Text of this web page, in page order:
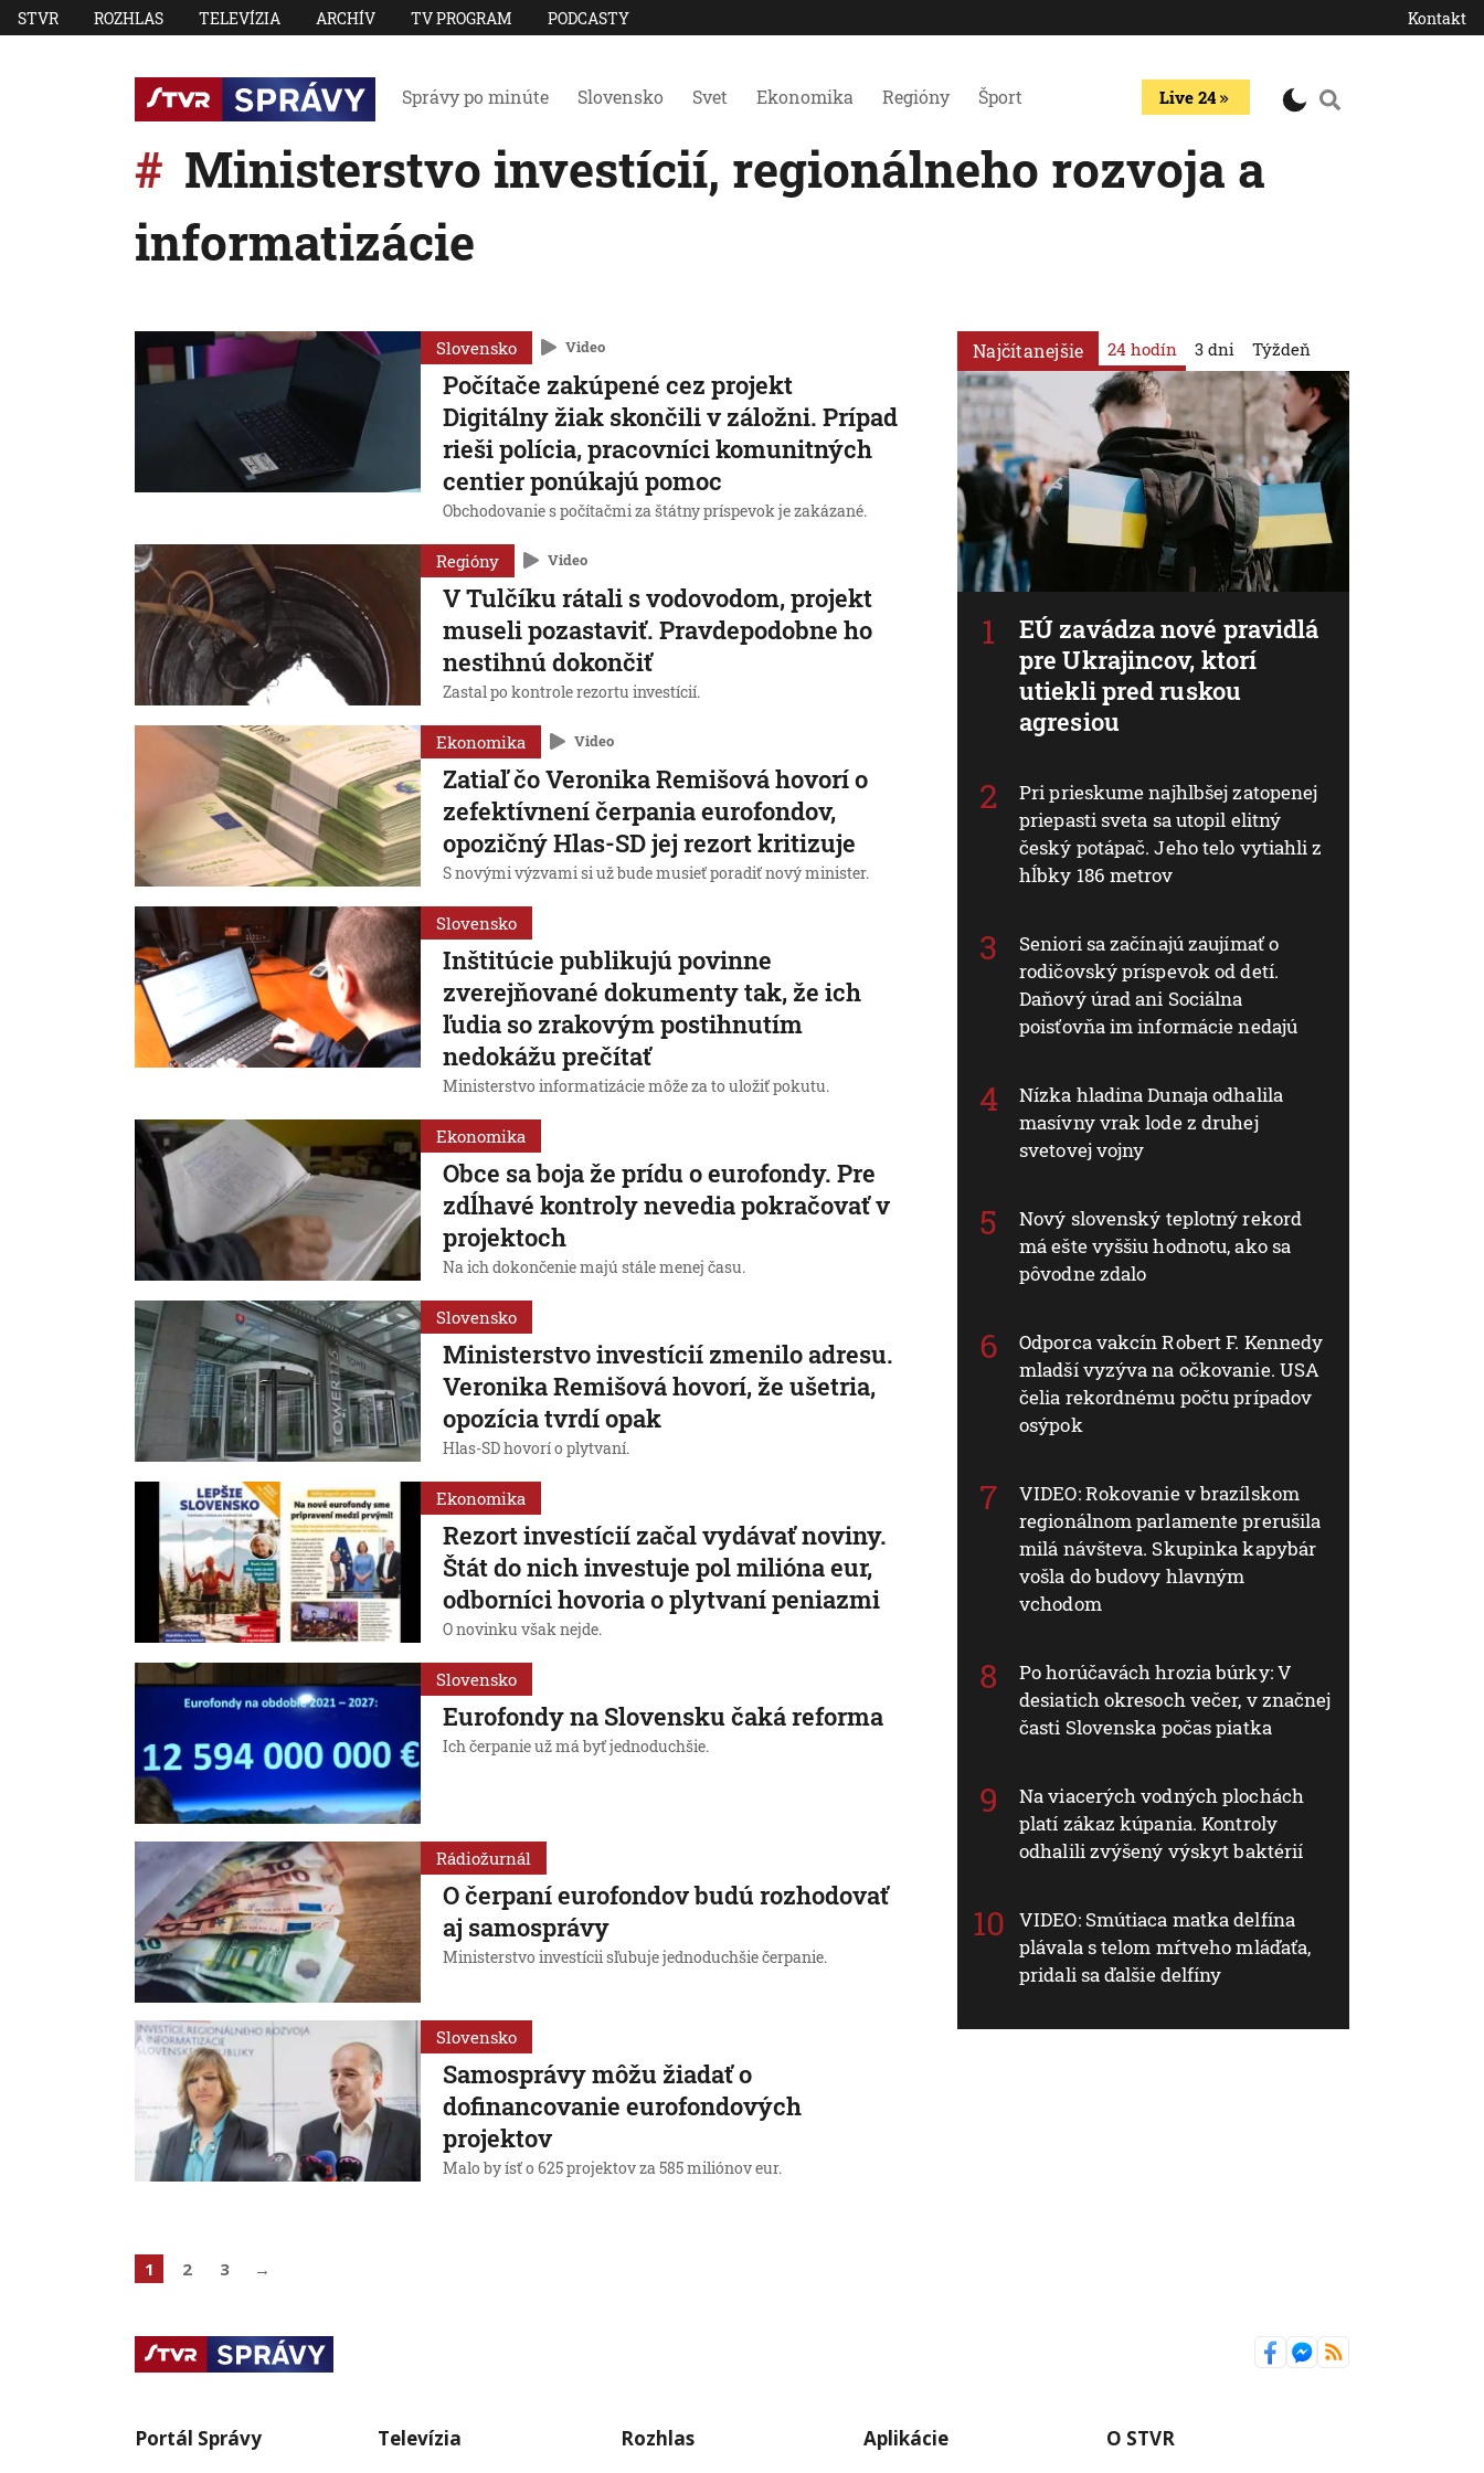
STVR ROZHLAS TELEVÍZIA ARCHÍV TV PROGRAM PODCASTY Kontakt
Správy po minúte Slovensko Svet Ekonomika Regióny Šport Live 24
Ministerstvo investícií, regionálneho rozvoja a
informatizácie
Slovensko Video
Počítače zakúpené cez projekt
Digitálny žiak skončili v záložni. Prípad
rieši polícia, pracovníci komunitných
centier ponúkajú pomoc
Obchodovanie s počítačmi za štátny príspevok je zakázané.
Regióny Video
V Tulčíku rátali s vodovodom, projekt
museli pozastaviť. Pravdepodobne ho
nestihnú dokončiť
Zastal po kontrole rezortu investícií.
Ekonomika Video
Zatiaľ čo Veronika Remišová hovorí o
zefektívnení čerpania eurofondov,
opozičný Hlas-SD jej rezort kritizuje
S novými výzvami si už bude musieť poradiť nový minister.
Slovensko
Inštitúcie publikujú povinne
zverejňované dokumenty tak, že ich
ľudia so zrakovým postihnutím
nedokážu prečítať
Ministerstvo informatizácie môže za to uložiť pokutu.
Ekonomika
Obce sa boja že prídu o eurofondy. Pre
zdĺhavé kontroly nevedia pokračovať v
projektoch
Na ich dokončenie majú stále menej času.
Slovensko
Ministerstvo investícií zmenilo adresu.
Veronika Remišová hovorí, že ušetria,
opozícia tvrdí opak
Hlas-SD hovorí o plytvaní.
Ekonomika
Rezort investícií začal vydávať noviny.
Štát do nich investuje pol milióna eur,
odborníci hovoria o plytvaní peniazmi
O novinku však nejde.
Slovensko
Eurofondy na Slovensku čaká reforma
Ich čerpanie už má byť jednoduchšie.
Rádiožurnál
O čerpaní eurofondov budú rozhodovať
aj samosprávy
Ministerstvo investícii sľubuje jednoduchšie čerpanie.
Slovensko
Samosprávy môžu žiadať o
dofinancovanie eurofondových
projektov
Malo by ísť o 625 projektov za 585 miliónov eur.
Najčítanejšie 24 hodín
EÚ zavádza nové pravidlá
pre Ukrajincov, ktorí
utiekli pred ruskou
agresiou
Pri prieskume najhlbšej zatopenej
priepasti sveta sa utopil elitný
český potápač. Jeho telo vytiahli z
hĺbky 186 metrov
Seniori sa začínajú zaujímať o
rodičovský príspevok od detí.
Daňový úrad ani Sociálna
poisťovňa im informácie nedajú
Nízka hladina Dunaja odhalila
masívny vrak lode z druhej
svetovej vojny
Nový slovenský teplotný rekord
má ešte vyššiu hodnotu, ako sa
pôvodne zdalo
Odporca vakcín Robert F. Kennedy
mladší vyzýva na očkovanie. USA
čelia rekordnému počtu prípadov
osýpok
VIDEO: Rokovanie v brazílskom
regionálnom parlamente prerušila
milá návšteva. Skupinka kapybár
vošla do budovy hlavným
vchodom
Po horúčavách hrozia búrky: V
desiatich okresoch večer, v značnej
časti Slovenska počas piatka
Na viacerých vodných plochách
platí zákaz kúpania. Kontroly
odhalili zvýšený výskyt baktérií
VIDEO: Smútiaca matka delfína
plávala s telom mŕtveho mláďaťa,
pridali sa ďalšie delfíny
3 dni Týždeň
1 2 3 →
Portál Správy Televízia Rozhlas Aplikácie O STVR